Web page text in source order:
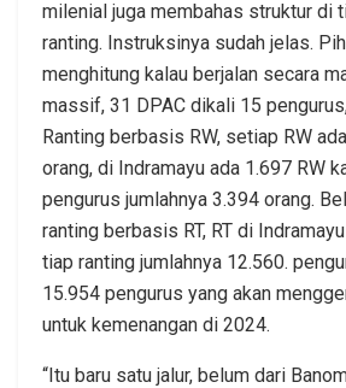
milenial juga membahas struktur di
ranting. Instruksinya sudah jelas.
menghitung kalau berjalan secara
massif, 31 DPAC dikali 15
Ranting berbasis RW, setiap RW
orang, di Indramayu ada 1.697 RW
pengurus jumlahnya 3.394 orang.
ranting berbasis RT, RT di
tiap ranting jumlahnya 12.560.
15.954 pengurus yang akan
untuk kemenangan di 2024.
“Itu baru satu jalur, belum dari